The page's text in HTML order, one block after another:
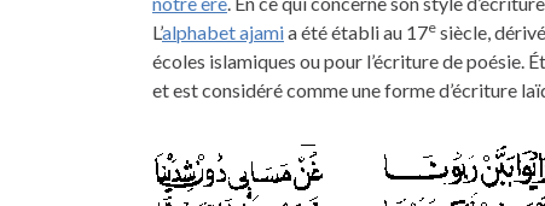
L’alphabet ajamia été établi au 17e siècle,
écoles islamiques ou pour l’écriture de poésie.
et est considéré comme une forme d’écriture